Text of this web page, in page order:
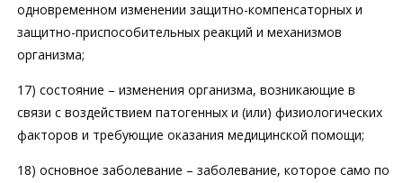
одновременном изменении защитно-компенсаторных и
защитно-приспособительных реакций и механизмов
организма;
17) состояние – изменения организма, возникающие в
связи с воздействием патогенных и (или) физиологических
факторов и требующие оказания медицинской помощи;
18) основное заболевание – заболевание, которое само по